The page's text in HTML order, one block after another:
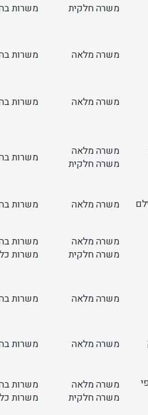
משרה חלקית משרות
משרה מלאה משרות
משרה מלאה משרות
משרה מלאה
משרה חלקית
משרות
משרה מלאה משרות
משרה מלאה
משרה חלקית
משרות
משרות
משרה מלאה משרות
משרה מלאה משרות
משרה מלאה
משרה חלקית
משרות
משרות